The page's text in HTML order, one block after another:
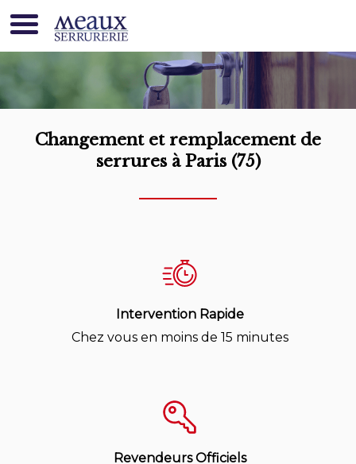
Changement et remplacement de
serrures àParis (75)
Intervention Rapide
Chez vous en moins de 15 minutes
Revendeurs Officiels